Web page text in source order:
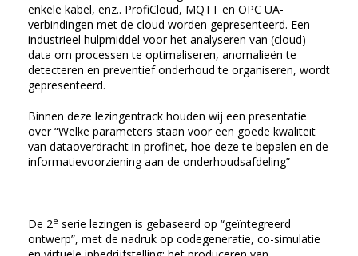
enkele kabel, enz.. ProfiCloud, MQTT en OPC UA-
verbindingen met de cloud worden gepresenteerd. Een
industrieel hulpmiddel voor het analyseren van (cloud)
data om processen te optimaliseren, anomalieën te
detecteren en preventief onderhoud te organiseren, wordt
gepresenteerd.
Binnen deze lezingentrack houden wij een presentatie
over “Welke parameters staan voor een goede kwaliteit
van dataoverdracht in profinet, hoe deze te bepalen en de
informatievoorziening aan de onderhoudsafdeling”
De 2e serie lezingen is gebaseerd op “geïntegreerd
ontwerp”, met de nadruk op codegeneratie, co-simulatie